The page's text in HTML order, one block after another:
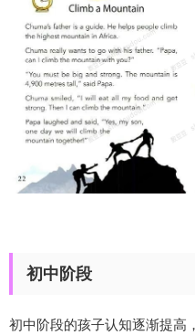
初中阶段
初中阶段的孩子认知逐渐提高